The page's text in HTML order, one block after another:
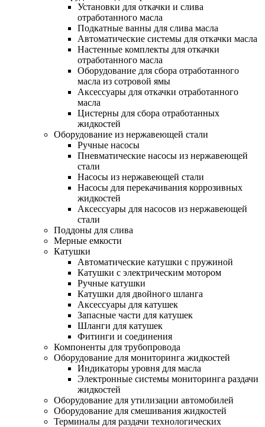
Установки для откачки и слива
отработанного масла
Подкатные ванны для слива масла
Автоматические системы для откачки масла
Настенные комплекты для откачки
отработанного масла
Оборудование для сбора отработанного
масла из сотровой ямы
Аксессуары для откачки отработанного
масла
Цистерны для сбора отработанных
жидкостей
Оборудование из нержавеющей стали
Ручные насосы
Пневматические насосы из нержавеющей
стали
Насосы из нержавеющей стали
Насосы для перекачивания коррозивных
жидкостей
Аксессуары для насосов из нержавеющей
стали
Поддоны для слива
Мерные емкости
Катушки
Автоматические катушки с пружиной
Катушки с электрическим мотором
Ручные катушки
Катушки для двойного шланга
Аксессуары для катушек
Запасные части для катушек
Шланги для катушек
Фитинги и соединения
Компоненты для трубопровода
Оборудование для мониторинга жидкостей
Индикаторы уровня для масла
Электронные системы мониторинга раздачи
жидкостей
Оборудование для утилизации автомобилей
Оборудование для смешивания жидкостей
Терминалы для раздачи технологических